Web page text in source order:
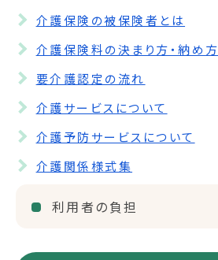
介護保険の被保険者とは
介護保険料の決まり方・納め方
要介護認定の流れ
介護サービスについて
介護予防サービスについて
介護関係様式集
利用者の負担